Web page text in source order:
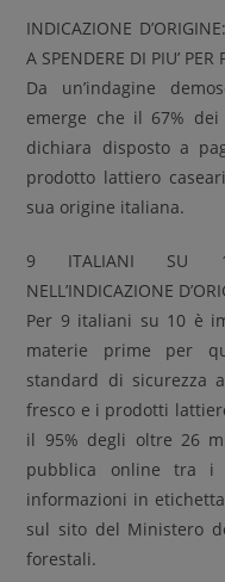
INDICAZIONE
A SPENDERE DI PIU’
Da un’indagine
emerge che il 67%
dichiara disposto a
prodotto lattiero
sua origine italiana.
9 ITALIANI SU 10
NELL’INDICAZIONE
Per 9 italiani su 10 è
materie prime per
standard di sicurezza
fresco e i prodotti
il 95% degli oltre 26
pubblica online tra i
informazioni in
sul sito del Ministero
forestali.